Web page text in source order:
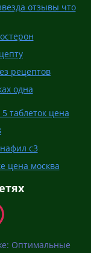
отзывы что
рецептов
одна
таблеток цена
с3
цена москва
Оптимальные